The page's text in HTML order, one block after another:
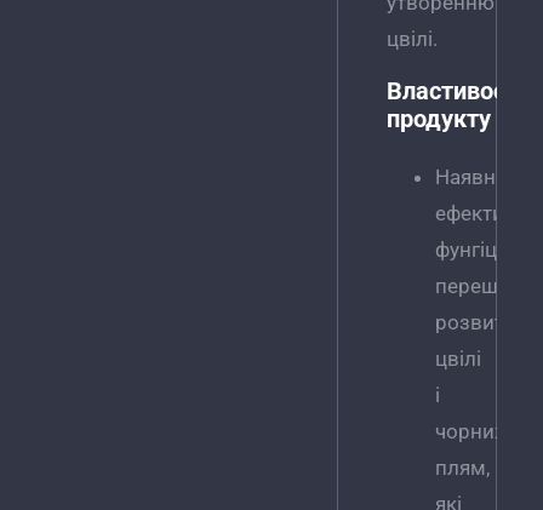
цвілі.
Властивості
продукту
Наявність
фунгіциду
розвитку
цвілі
і
чорних
плям,
які